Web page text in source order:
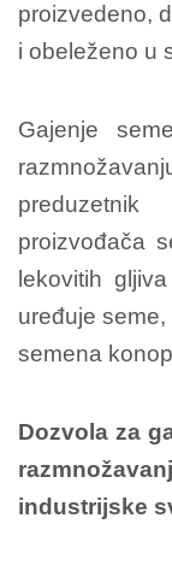
proizvedeno,
i obeleženo u
Gajenje
preduzetnik
proizvođača
lekovitih
uređuje
semena
Dozvola za
industrijske